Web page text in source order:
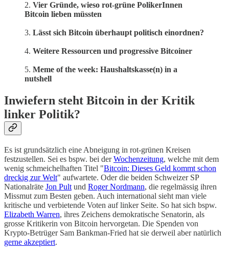
2. Vier Gründe, wieso rot-grüne PolikerInnen
Bitcoin lieben müssten
3. Lässt sich Bitcoin überhaupt politisch einordnen?
4. Weitere Ressourcen und progressive Bitcoiner
5. Meme of the week: Haushaltskasse(n) in a
nutshell
Inwiefern steht Bitcoin in der Kritik
linker Politik?
Es ist grundsätzlich eine Abneigung in rot-grünen Kreisen
festzustellen. Sei es bspw. bei derWochenzeitung, welche mit dem
wenig schmeichelhaften Titel "Bitcoin: Dieses Geld kommt schon
dreckig zur Welt" aufwartete. Oder die beiden Schweizer SP
Nationalräte Jon Pult und Roger Nordmann, die regelmässig ihren
Missmut zum Besten geben. Auch international sieht man viele
kritische und verbietende Voten auf linker Seite. So hat sich bspw.
Elizabeth Warren, ihres Zeichens demokratische Senatorin, als
grosse Kritikerin von Bitcoin hervorgetan. Die Spenden von
Krypto-Betrüger Sam Bankman-Fried hat sie derweil aber natürlich
gerne akzeptiert.